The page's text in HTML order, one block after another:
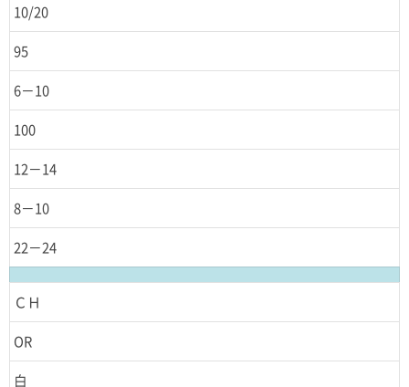
10/20
95
6－10
100
12－14
8－10
22－24
ＣＨ
OR
白